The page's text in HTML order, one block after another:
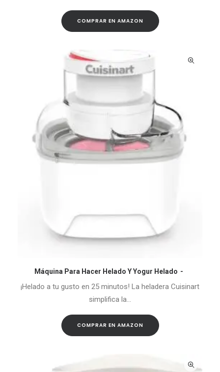
COMPRAR EN AMAZON
COMPRAR EN AMAZON
Máquina Para Hacer Helado Y Yogur Helado
¡Helado a tu gusto en 25 minutos! La heladera Cuisinart
simplifica la…
COMPRAR EN AMAZON